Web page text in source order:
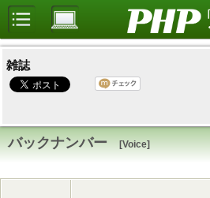
雑誌
バックナンバー [Voice]